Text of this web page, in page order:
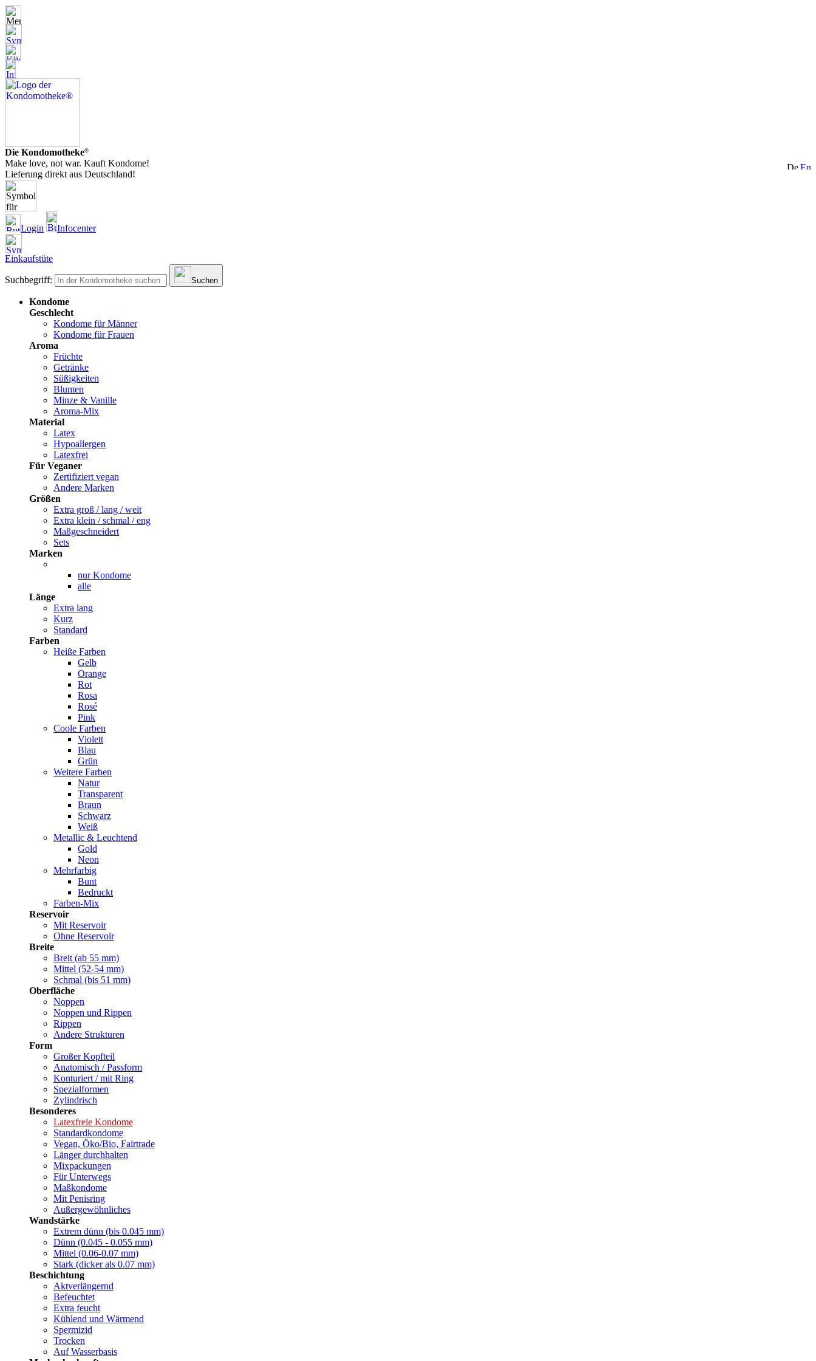
Die Kondomotheke®
Make love, not war. Kauft Kondome!
Lieferung direkt aus Deutschland!
Login Infocenter
Einkaufstüte
Suchbegriff: Suchen
Kondome
Geschlecht
Kondome für Männer
Kondome für Frauen
Aroma
Früchte
Getränke
Süßigkeiten
Blumen
Minze & Vanille
Aroma-Mix
Material
Latex
Hypoallergen
Latexfrei
Für Veganer
Zertifiziert vegan
Andere Marken
Größen
Extra groß / lang / weit
Extra klein / schmal / eng
Maßgeschneidert
Sets
Marken
nur Kondome
alle
Länge
Extra lang
Kurz
Standard
Farben
Heiße Farben
Gelb
Orange
Rot
Rosa
Rosé
Pink
Coole Farben
Violett
Blau
Grün
Weitere Farben
Natur
Transparent
Braun
Schwarz
Weiß
Metallic & Leuchtend
Gold
Neon
Mehrfarbig
Bunt
Bedruckt
Farben-Mix
Reservoir
Mit Reservoir
Ohne Reservoir
Breite
Breit (ab 55 mm)
Mittel (52-54 mm)
Schmal (bis 51 mm)
Oberfläche
Noppen
Noppen und Rippen
Rippen
Andere Strukturen
Form
Großer Kopfteil
Anatomisch / Passform
Konturiert / mit Ring
Spezialformen
Zylindrisch
Besonderes
Latexfreie Kondome
Standardkondome
Vegan, Öko/Bio, Fairtrade
Länger durchhalten
Mixpackungen
Für Unterwegs
Maßkondome
Mit Penisring
Außergewöhnliches
Wandstärke
Extrem dünn (bis 0.045 mm)
Dünn (0.045 - 0.055 mm)
Mittel (0.06-0.07 mm)
Stark (dicker als 0.07 mm)
Beschichtung
Aktverlängernd
Befeuchtet
Extra feucht
Kühlend und Wärmend
Spermizid
Trocken
Auf Wasserbasis